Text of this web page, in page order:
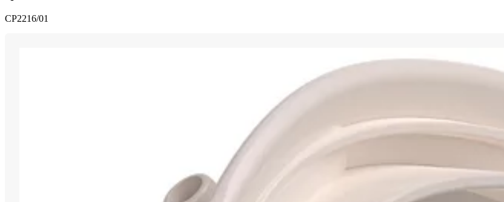
CP2216/01